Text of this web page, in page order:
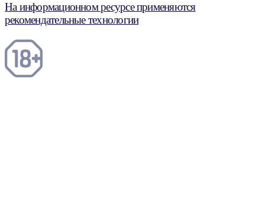
На информационном ресурсе применяются
рекомендательные технологии